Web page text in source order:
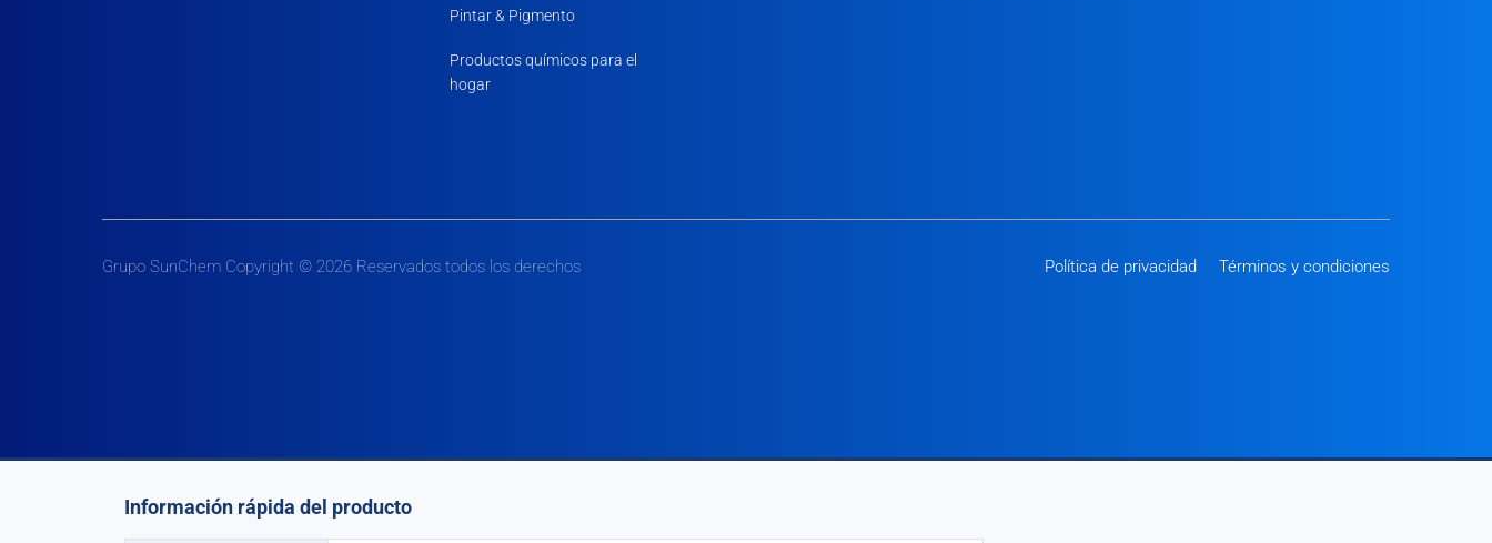
Pintar & Pigmento
Productos químicos para el
hogar
Grupo SunChem Copyright © 2026 Reservados todos los derechos Política de privacidad Términos y condiciones
Información rápida del producto